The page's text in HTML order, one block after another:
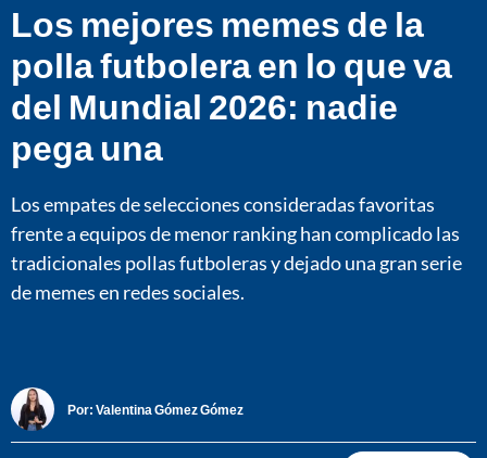
Los mejores memes de la
polla futbolera en lo que va
del Mundial 2026: nadie
pega una
Los empates de selecciones consideradas favoritas
frente a equipos de menor ranking han complicado las
tradicionales pollas futboleras y dejado una gran serie
de memes en redes sociales.
Por: Valentina Gómez Gómez